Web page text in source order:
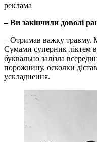
реклама
– Ви закінчили доволі
– Отримав важку травму.
Сумами суперник ліктем
буквально залізла
порожнину, осколки
ускладнення.